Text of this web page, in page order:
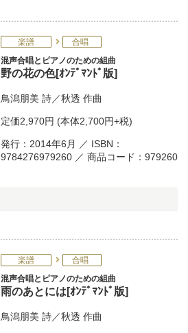
楽譜
合唱
混声合唱とピアノのための組曲
野の花の色[ｵﾝﾃﾞﾏﾝﾄﾞ版]
鳥潟朋美 詩／秋透 作曲
定価2,970円 (本体2,700円+税)
発行：2014年6月 ／ ISBN：
9784276979260 ／ 商品コード：979260
楽譜
合唱
混声合唱とピアノのための組曲
雨のあとには[ｵﾝﾃﾞﾏﾝﾄﾞ版]
鳥潟朋美 詩／秋透 作曲